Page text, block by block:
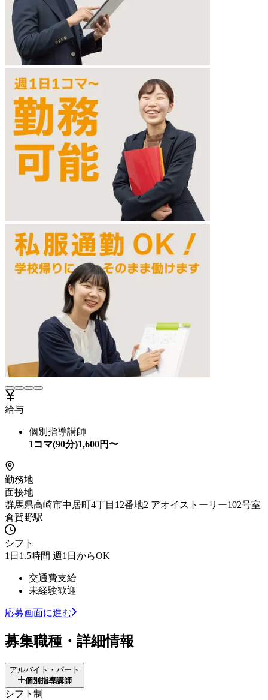
給与
個別指導講師
1コマ(90分)1,600円〜
勤務地
面接地
群馬県高崎市中居町4丁目12番地2 アオイストーリー102号室
倉賀野駅
シフト
1日1.5時間 週1日からOK
交通費支給
未経験歓迎
応募画面に進む
募集職種・詳細情報
アルバイト・パート
個別指導講師
シフト制